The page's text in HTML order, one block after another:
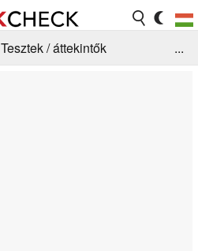
Tesztek / áttekintők
...